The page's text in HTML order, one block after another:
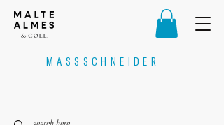
MASSSCHNEIDER